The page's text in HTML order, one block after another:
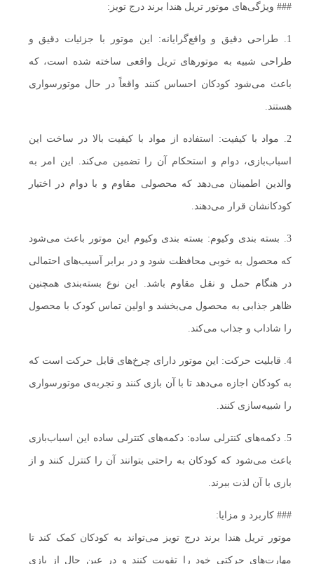
### ویژگی‌های موتور تریل هندا برند درج تویز:
1. طراحی دقیق و واقع‌گرایانه: این موتور با جزئیات دقیق و
طراحی شبیه به موتورهای تریل واقعی ساخته شده است، که
باعث می‌شود کودکان احساس کنند واقعاً در حال موتورسواری
هستند.
2. مواد با کیفیت: استفاده از مواد با کیفیت بالا در ساخت این
اسباب‌بازی، دوام و استحکام آن را تضمین می‌کند. این امر به
والدین اطمینان می‌دهد که محصولی مقاوم و با دوام در اختیار
کودکانشان قرار می‌دهند.
3. بسته بندی وکیوم: بسته بندی وکیوم این موتور باعث می‌شود
که محصول به خوبی محافظت شود و در برابر آسیب‌های احتمالی
در هنگام حمل و نقل مقاوم باشد. این نوع بسته‌بندی همچنین
ظاهر جذابی به محصول می‌بخشد و اولین تماس کودک با محصول
را شاداب و جذاب می‌کند.
4. قابلیت حرکت: این موتور دارای چرخ‌های قابل حرکت است که
به کودکان اجازه می‌دهد تا با آن بازی کنند و تجربه‌ی موتورسواری
را شبیه‌سازی کنند.
5. دکمه‌های کنترلی ساده: دکمه‌های کنترلی ساده این اسباب‌بازی
باعث می‌شود که کودکان به راحتی بتوانند آن را کنترل کنند و از
بازی با آن لذت ببرند.
### کاربرد و مزایا:
موتور تریل هندا برند درج تویز می‌تواند به کودکان کمک کند تا
مهارت‌های حرکتی خود را تقویت کنند و در عین حال از بازی